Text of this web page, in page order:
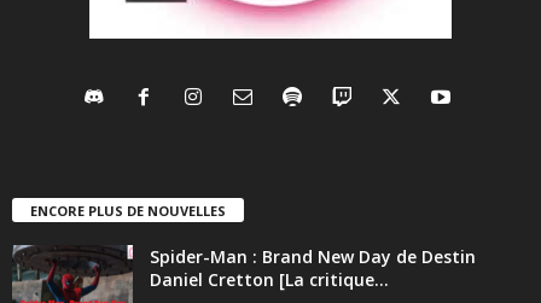
ENCORE PLUS DE NOUVELLES
Spider-Man : Brand New Day de Destin
Daniel Cretton [La critique...